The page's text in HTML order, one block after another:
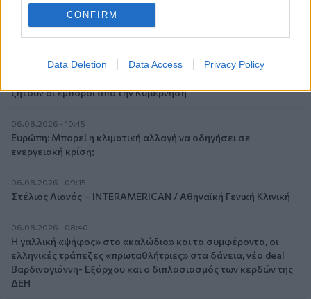
CONFIRM
Data Deletion Data Access Privacy Policy
06.08.2026 - 12:22
Kavita Patel - PhARMA Innovation Forum: Ένα στα πέντε
06.08.2026 - 11:37
ζητούν οι έμποροι από την Κυβέρνηση
06.08.2026 - 10:45
Ευρώπη: Μπορεί η κλιματική αλλαγή να οδηγήσει σε
ενεργειακή κρίση;
06.08.2026 - 09:15
Στέλιος Λιανός – INTERAMERICAN / Αθηναϊκή Γενική Κλινική
06.08.2026 - 08:40
Η γαλλική «ψήφος» στο «καλώδιο» και τα συμφέροντα, οι
ελληνικές τράπεζες «πρωταθλήτριες» στα δάνεια, νέο deal
Βαρδινογιάννη- Εξάρχου και ο διπλασιασμός των κερδών της
ΔΕΗ